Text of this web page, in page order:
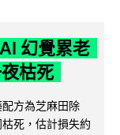
幻覺累老
枯死
方為芝麻田除
死，估計損失約